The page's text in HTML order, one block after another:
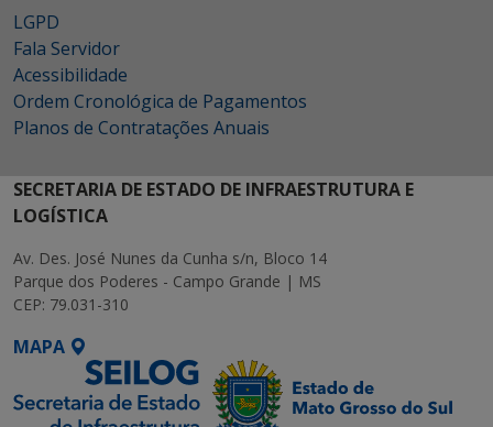
LGPD
Fala Servidor
Acessibilidade
Ordem Cronológica de Pagamentos
Planos de Contratações Anuais
SECRETARIA DE ESTADO DE INFRAESTRUTURA E
LOGÍSTICA
Av. Des. José Nunes da Cunha s/n, Bloco 14
Parque dos Poderes - Campo Grande | MS
CEP: 79.031-310
MAPA